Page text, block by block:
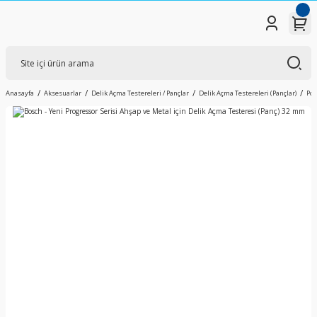
Anasayfa Aksesuarlar Delik Açma Testereleri / Pançlar Delik Açma Testereleri (Pançlar)